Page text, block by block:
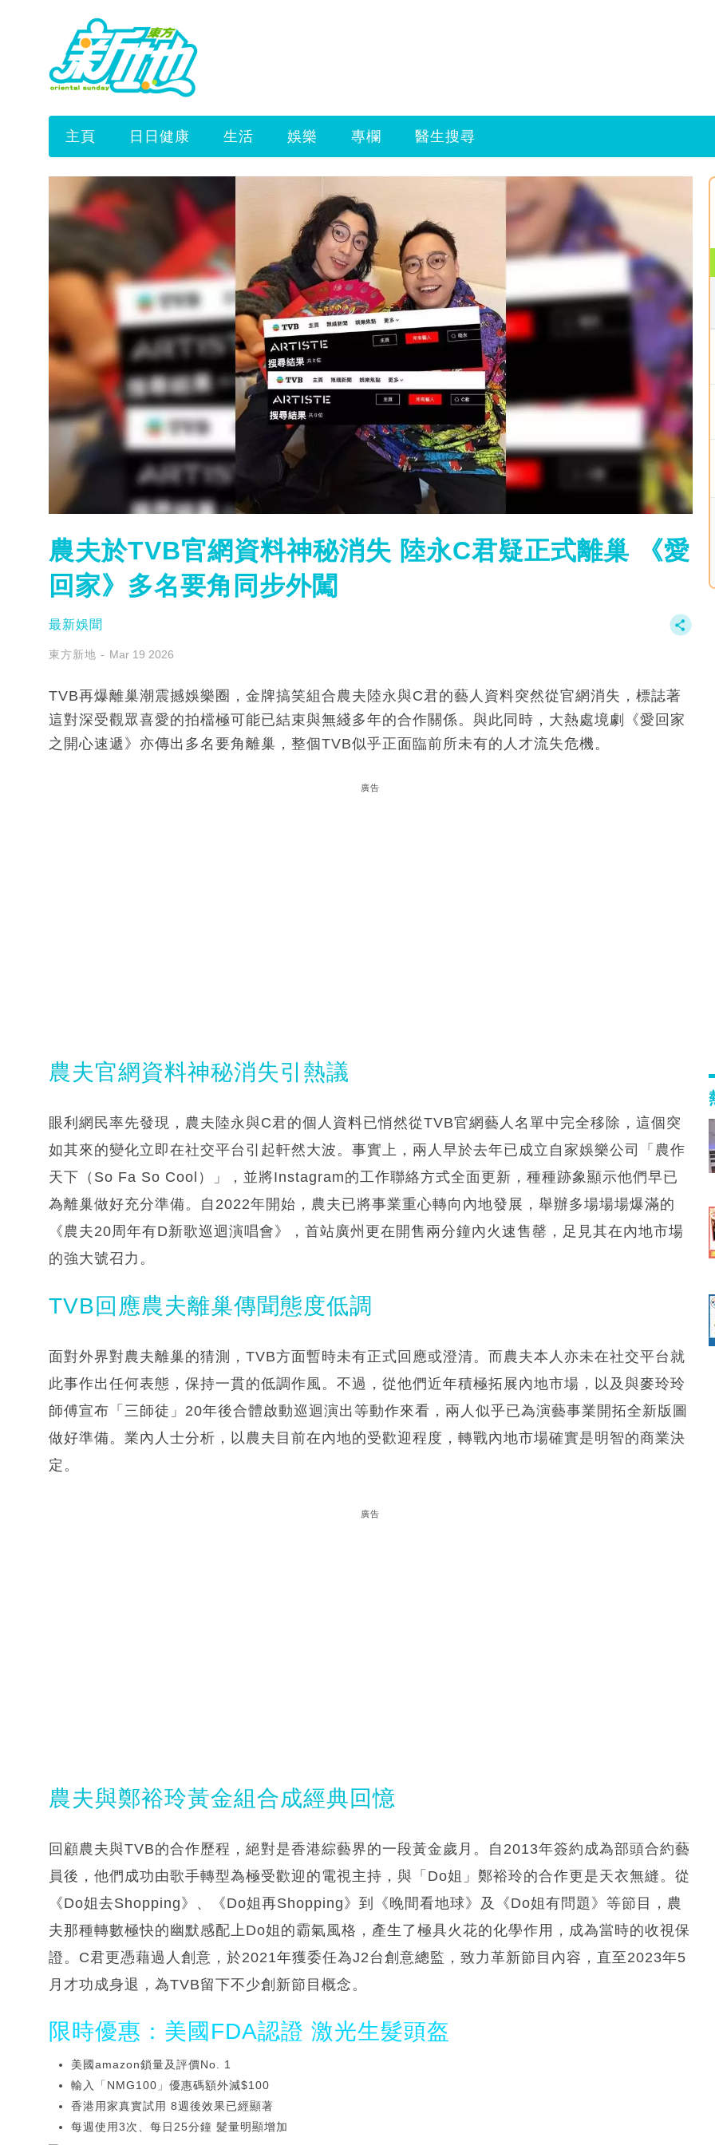
主頁 日日健康 生活 娛樂 專欄 醫生搜尋
農夫於TVB官網資料神秘消失 陸永C君疑正式離巢 《愛
回家》多名要角同步外闖
最新娛聞
東方新地 Mar 19 2026
TVB再爆離巢潮震撼娛樂圈，金牌搞笑組合農夫陸永與C君的藝人資料突然從官網消失，標誌著
這對深受觀眾喜愛的拍檔極可能已結束與無綫多年的合作關係。與此同時，大熱處境劇《愛回家
之開心速遞》亦傳出多名要角離巢，整個TVB似乎正面臨前所未有的人才流失危機。
廣告
農夫官網資料神秘消失引熱議
眼利網民率先發現，農夫陸永與C君的個人資料已悄然從TVB官網藝人名單中完全移除，這個突
如其來的變化立即在社交平台引起軒然大波。事實上，兩人早於去年已成立自家娛樂公司「農作
天下（So Fa So Cool）」，並將Instagram的工作聯絡方式全面更新，種種跡象顯示他們早已
為離巢做好充分準備。自2022年開始，農夫已將事業重心轉向內地發展，舉辦多場場場爆滿的
《農夫20周年有D新歌巡迴演唱會》，首站廣州更在開售兩分鐘內火速售罄，足見其在內地市場
的強大號召力。
TVB回應農夫離巢傳聞態度低調
面對外界對農夫離巢的猜測，TVB方面暫時未有正式回應或澄清。而農夫本人亦未在社交平台就
此事作出任何表態，保持一貫的低調作風。不過，從他們近年積極拓展內地市場，以及與麥玲玲
師傅宣布「三師徒」20年後合體啟動巡迴演出等動作來看，兩人似乎已為演藝事業開拓全新版圖
做好準備。業內人士分析，以農夫目前在內地的受歡迎程度，轉戰內地市場確實是明智的商業決
定。
廣告
農夫與鄭裕玲黃金組合成經典回憶
回顧農夫與TVB的合作歷程，絕對是香港綜藝界的一段黃金歲月。自2013年簽約成為部頭合約藝
員後，他們成功由歌手轉型為極受歡迎的電視主持，與「Do姐」鄭裕玲的合作更是天衣無縫。從
《Do姐去Shopping》、《Do姐再Shopping》到《晚間看地球》及《Do姐有問題》等節目，農
夫那種轉數極快的幽默感配上Do姐的霸氣風格，產生了極具火花的化學作用，成為當時的收視保
證。C君更憑藉過人創意，於2021年獲委任為J2台創意總監，致力革新節目內容，直至2023年5
月才功成身退，為TVB留下不少創新節目概念。
限時優惠：美國FDA認證 激光生髮頭盔
美國amazon鎖量及評價No. 1
輸入「NMG100」優惠碼額外減$100
香港用家真實試用 8週後效果已經顯著
每週使用3次、每日25分鐘 髮量明顯增加